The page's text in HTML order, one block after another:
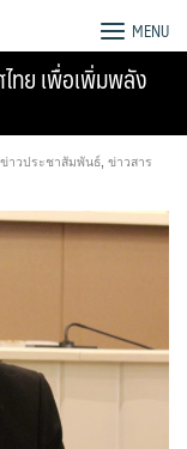
MENU
ไทย เพื่อเพิ่มพลัง
ข่าวประชาสัมพันธ์ ข่าวสาร